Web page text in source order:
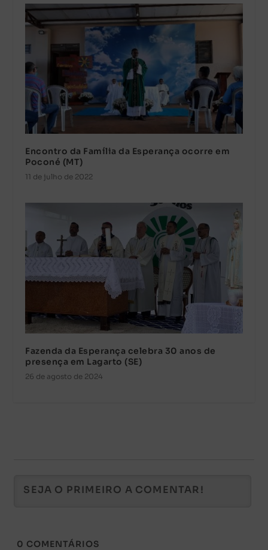
Encontro da Família da Esperança ocorre em
Poconé (MT)
11 de julho de 2022
Fazenda da Esperança celebra 30 anos de
presença em Lagarto (SE)
26 de agosto de 2024
0 COMENTÁRIOS